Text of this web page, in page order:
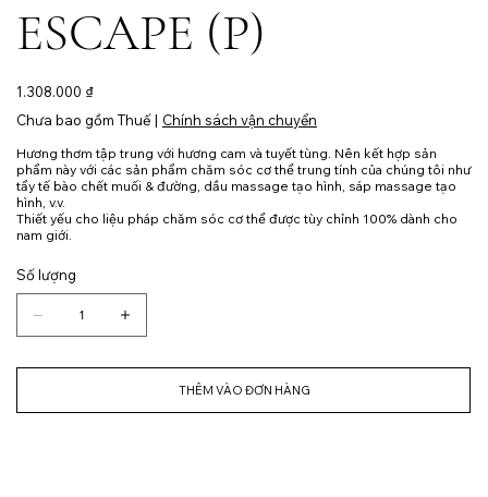
ESCAPE (P)
Giá
1.308.000 ₫
Chưa bao gồm Thuế | Chính sách vận chuyển
Hương thơm tập trung với hương cam và tuyết tùng. Nên kết hợp sản
phẩm này với các sản phẩm chăm sóc cơ thể trung tính của chúng tôi như
tẩy tế bào chết muối & đường, dầu massage tạo hình, sáp massage tạo
hình, v.v.
Thiết yếu cho liệu pháp chăm sóc cơ thể được tùy chỉnh 100% dành cho
nam giới.
Số lượng
THÊM VÀO ĐƠN HÀNG